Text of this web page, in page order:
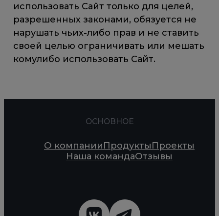
использовать Сайт только для целей,
разрешенных законами, обязуется не
нарушать чьих-либо прав и не ставить
своей целью ограничивать или мешать
комулибо использовать Сайт.
ОСНОВНОЕ
О компанииПродуктыПроекты
Наша командаОтзывы